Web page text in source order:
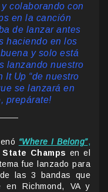
y colaborando con
en la canción
de lanzar antes
haciendo en los
y solo está
lanzando nuestro
It Up “de nuestro
se lanzará en
prepárate!
“Where I Belong”,
State Champs en el
fue lanzado para
las 3 bandas que
Richmond, VA y